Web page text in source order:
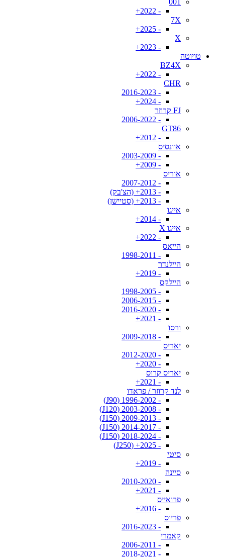
001
- 2022+
7X
- 2025+
X
- 2023+
טויוטה
BZ4X
- 2022+
CHR
- 2016-2023
- 2024+
FJ קרוזר
- 2006-2022
GT86
- 2012+
אוונסיס
- 2003-2009
- 2009+
אוריס
- 2007-2012
- 2013+ (הצ'בק)
- 2013+ (סטיישן)
אייגו
- 2014+
אייגו X
- 2022+
הייאס
- 1998-2011
היילנדר
- 2019+
היילקס
- 1998-2005
- 2006-2015
- 2016-2020
- 2021+
ורסו
- 2009-2018
יאריס
- 2012-2020
- 2020+
יאריס קרוס
- 2021+
לנד קרוזר / פראדו
- 1996-2002 (J90)
- 2003-2008 (J120)
- 2009-2013 (J150)
- 2014-2017 (J150)
- 2018-2024 (J150)
- 2025+ (J250)
סיטי
- 2019+
סיינה
- 2010-2020
- 2021+
פרואייס
- 2016+
פריוס
- 2016-2023
קאמרי
- 2006-2011
- 2018-2021